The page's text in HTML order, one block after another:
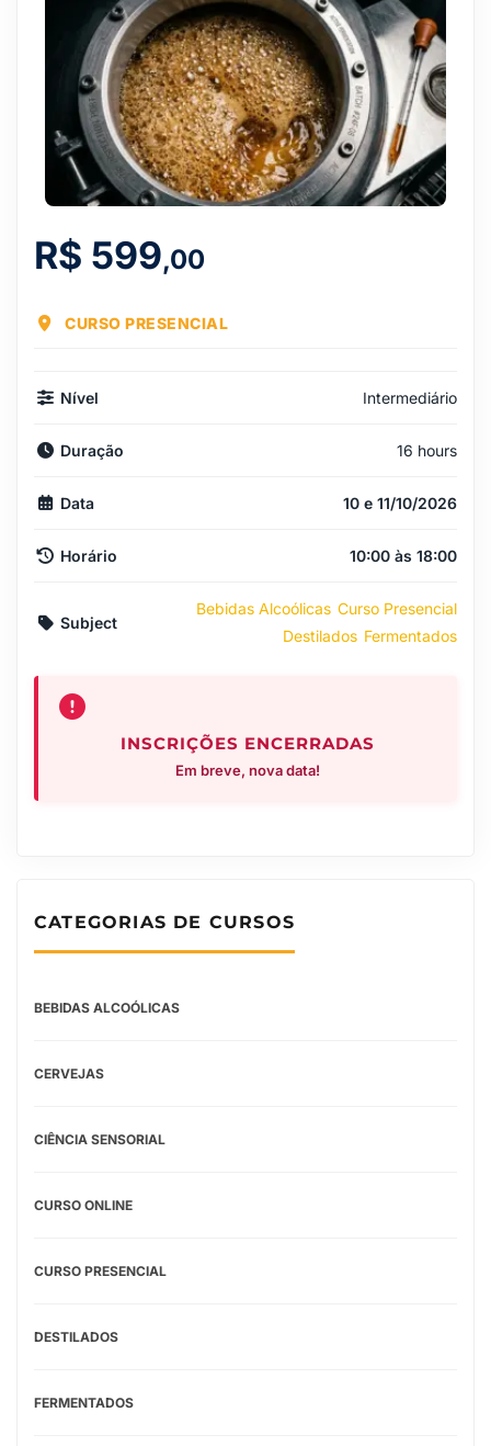
R$ 599,00
CURSO PRESENCIAL
Nível Intermediário
Duração 16 hours
Data 10 e 11/10/2026
Horário 10:00 às 18:00
Subject
Bebidas Alcoólicas Curso Presencial
Destilados Fermentados
INSCRIÇÕES ENCERRADAS
Em breve, nova data!
CATEGORIAS DE CURSOS
BEBIDAS ALCOÓLICAS
CERVEJAS
CIÊNCIA SENSORIAL
CURSO ONLINE
CURSO PRESENCIAL
DESTILADOS
FERMENTADOS